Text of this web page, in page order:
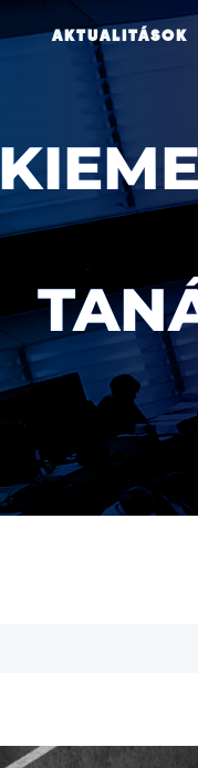
AKTUALITÁSOK